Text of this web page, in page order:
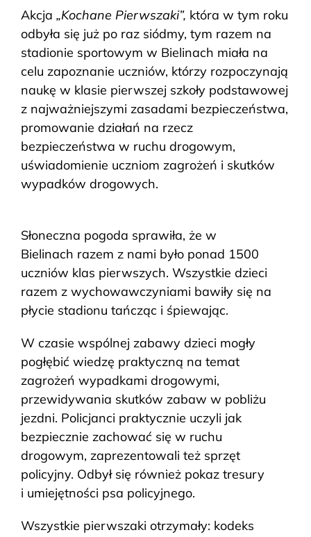
Akcja „Kochane Pierwszaki”, która w tym roku
odbyła się już po raz siódmy, tym razem na
stadionie sportowym w Bielinach miała na
celu zapoznanie uczniów, którzy rozpoczynają
naukę w klasie pierwszej szkoły podstawowej
z najważniejszymi zasadami bezpieczeństwa,
promowanie działań na rzecz
bezpieczeństwa w ruchu drogowym,
uświadomienie uczniom zagrożeń i skutków
wypadków drogowych.
Słoneczna pogoda sprawiła, że w
Bielinach razem z nami było ponad 1500
uczniów klas pierwszych. Wszystkie dzieci
razem z wychowawczyniami bawiły się na
płycie stadionu tańcząc i śpiewając.
W czasie wspólnej zabawy dzieci mogły
pogłębić wiedzę praktyczną na temat
zagrożeń wypadkami drogowymi,
przewidywania skutków zabaw w pobliżu
jezdni. Policjanci praktycznie uczyli jak
bezpiecznie zachować się w ruchu
drogowym, zaprezentowali też sprzęt
policyjny. Odbył się również pokaz tresury
i umiejętności psa policyjnego.
Wszystkie pierwszaki otrzymały: kodeks